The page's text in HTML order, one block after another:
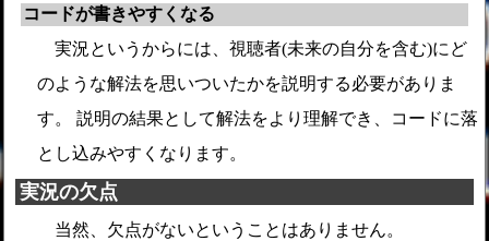
コードが書きやすくなる
実況というからには、視聴者(未来の自分を含む)にど
のような解法を思いついたかを説明する必要がありま
す。 説明の結果として解法をより理解でき、コードに落
とし込みやすくなります。
実況の欠点
当然、欠点がないということはありません。